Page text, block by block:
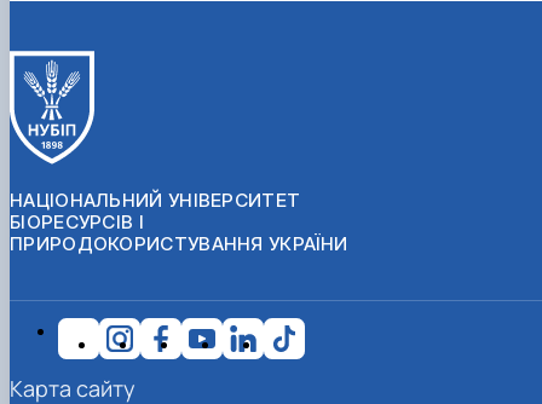
НАЦІОНАЛЬНИЙ УНІВЕРСИТЕТ
БІОРЕСУРСІВ І
ПРИРОДОКОРИСТУВАННЯ УКРАЇНИ
Карта сайту